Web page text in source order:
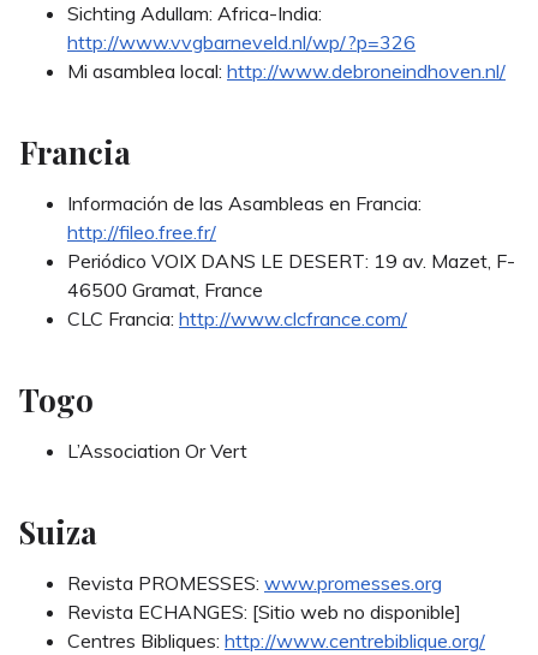
Sichting Adullam: Africa-India:
http://www.vvgbarneveld.nl/wp/?p=326
Mi asamblea local: http://www.debroneindhoven.nl/
Francia
Información de las Asambleas en Francia:
http://fileo.free.fr/
Periódico VOIX DANS LE DESERT: 19 av. Mazet, F-
46500 Gramat, France
CLC Francia: http://www.clcfrance.com/
Togo
L’Association Or Vert
Suiza
Revista PROMESSES: www.promesses.org
Revista ECHANGES: [Sitio web no disponible]
Centres Bibliques: http://www.centrebiblique.org/